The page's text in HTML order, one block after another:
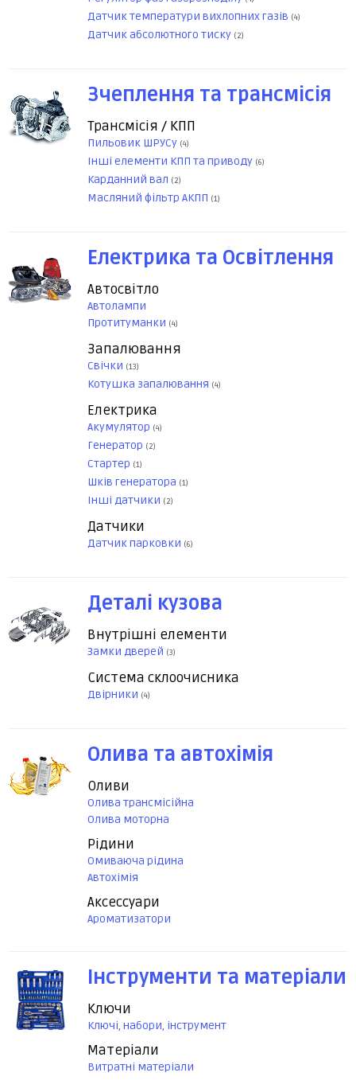
Датчик температури вихлопних газів (4)
Датчик абсолютного тиску (2)
Зчеплення та трансмісія
Трансмісія / КПП
Пильовик ШРУСу (4)
Інші елементи КПП та приводу (6)
Карданний вал (2)
Масляний фільтр АКПП (1)
Електрика та Освітлення
Автосвітло
Автолампи
Протитуманки (4)
Запалювання
Свічки (13)
Котушка запалювання (4)
Електрика
Акумулятор (4)
Генератор (2)
Стартер (1)
Шків генератора (1)
Інші датчики (2)
Датчики
Датчик парковки (6)
Деталі кузова
Внутрішні елементи
Замки дверей (3)
Система склоочисника
Двірники (4)
Олива та автохімія
Оливи
Олива трансмісійна
Олива моторна
Рідини
Омиваюча рідина
Автохімія
Аксессуари
Ароматизатори
Інструменти та матеріали
Ключи
Ключі, набори, інструмент
Матеріали
Витратні матеріали